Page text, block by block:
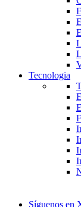
Tecnologia
Síguenos en